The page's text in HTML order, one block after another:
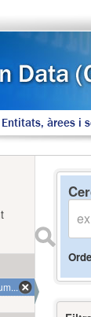
Entitats, àrees i
(1)